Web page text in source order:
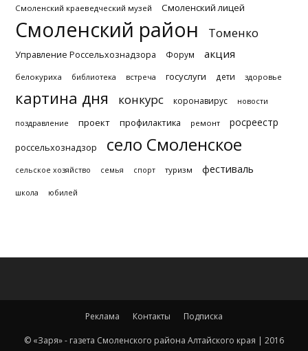
Смоленский краеведческий музей Смоленский лицей
Смоленский район Томенко
Управление Россельхознадзора Форум акция
белокуриха библиотека встреча госуслуги дети здоровье
картина дня конкурс коронавирус новости
поздравление проект профилактика ремонт росреестр
россельхознадзор село Смоленское
сельское хозяйство семья спорт туризм фестиваль
школа юбилей
Реклама Контакты Подписка
© «Заря» - газета Смоленского района Алтайского края | 2016